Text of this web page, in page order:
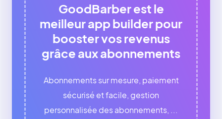
GoodBarber est le
meilleur app builder pour
booster vos revenus
grâce aux abonnements
Abonnements sur mesure, paiement
sécurisé et facile, gestion
personnalisée des abonnements, ...